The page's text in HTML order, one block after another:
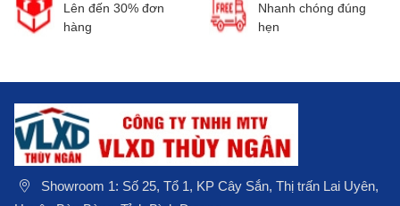
Lên đến 30% đơn
hàng
Nhanh chóng đúng
hẹn
Showroom 1: Số 25, Tổ 1, KP Cây Sắn, Thị trấn Lai Uyên,